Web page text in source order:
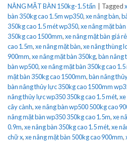
NÂNG MẶT BÀN 150kg-1.5 tấn
Tagged
bàn 350kg cao 1.5m wp350,xe nâng bàn,
350kg cao 1.5 mét wp350,xe nâng mặt
350kg cao 1500mm,xe nâng mặt bàn giá rẻ
cao 1.5m,xe nâng mặt bàn,xe nâng thùng
900mm,xe nâng mặt bàn 350kg,bàn nâng
bàn wp500,xe nâng mặt bàn 350kg cao
mặt bàn 350kg cao 1500mm,bàn nâng
bàn nâng thủy lực 350kg cao 1500mm
nâng thủy lực wp350 350kg cao 1.5 mét,
cây cành,xe nâng bàn wp500 500kg cao
nâng mặt bàn wp350 350kg cao 1.5m,xe
0.9m,xe nâng bàn 350kg cao 1.5 mét,xe
chữ x,xe nâng mặt bàn 500kg cao 900mm,